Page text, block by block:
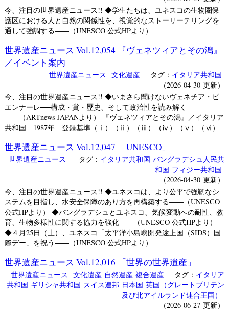
今、注目の世界遺産ニュース!! ◆学生たちは、ユネスコの生物圏保
護区における人と自然の関係性を、視覚的なストーリーテリングを
通して強調する――（UNESCO 公式HPより）
世界遺産ニュース Vol.12,054 『ヴェネツィアとその潟』
／イベント案内
世界遺産ニュース 文化遺産タグ： イタリア共和国
（2026-04-30 更新）
今、注目の世界遺産ニュース!! ◆いまさら聞けないヴェネチア・ビ
エンナーレ──構成・賞・歴史、そして政治性を読み解く
――（ARTnews JAPANより） 『ヴェネツィアとその潟』／イタリア
共和国 1987年 登録基準（ⅰ）（ⅱ）（ⅲ）（ⅳ）（ⅴ）（ⅵ）
世界遺産ニュース Vol.12,047 「UNESCO」
世界遺産ニュース タグ： イタリア共和国 バングラデシュ人民共
和国 フィジー共和国
（2026-04-30 更新）
今、注目の世界遺産ニュース!! ◆ユネスコは、より公平で強靭なシ
ステムを目指し、水安全保障のあり方を再構築する――（UNESCO
公式HPより） ◆バングラデシュとユネスコ、気候変動への耐性、教
育、生物多様性に関する協力を強化――（UNESCO 公式HPより）
◆４月25日（土）、ユネスコ「太平洋小島嶼開発途上国（SIDS）国
際デー」を祝う――（UNESCO 公式HPより）
世界遺産ニュース Vol.12,016 「世界の世界遺産」
世界遺産ニュース 文化遺産 自然遺産 複合遺産タグ： イタリア
共和国 ギリシャ共和国 スイス連邦 日本国 英国（グレートブリテン
及び北アイルランド連合王国）
（2026-06-27 更新）